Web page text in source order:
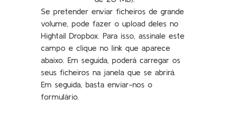
Se pretender enviar ficheiros de grande
volume, pode fazer o upload deles no
Hightail Dropbox. Para isso, assinale este
campo e clique no link que aparece
abaixo. Em seguida, poderá carregar os
seus ficheiros na janela que se abrirá.
Em seguida, basta enviar-nos o
formulário.